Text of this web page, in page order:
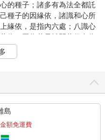
的種子；諸多有為法全都託
種子的因緣依，諸識和心所
緣依，是指內六處；八識心
依，因為若是離開此俱有依
緣故。第三、等無間緣依，
所全都要託於此依，若遠離
的諸法有這三種所依。】
學中，諸法的「所依」與
探討，始能成就無生法忍，
卷五十五：【問：何故名有
轉故。問：何故名有所依？
島
額免運費